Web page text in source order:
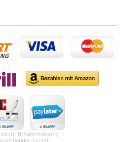
Ratenzahlung